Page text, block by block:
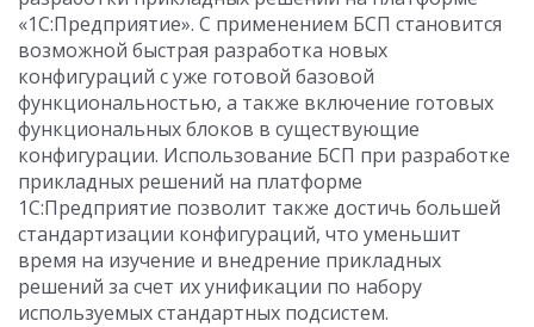
«1С:Предприятие». С применением БСП становится
возможной быстрая разработка новых
конфигураций с уже готовой базовой
функциональностью, а также включение готовых
функциональных блоков в существующие
конфигурации. Использование БСП при разработке
прикладных решений на платформе
1С:Предприятие позволит также достичь большей
стандартизации конфигураций, что уменьшит
время на изучение и внедрение прикладных
решений за счет их унификации по набору
используемых стандартных подсистем.